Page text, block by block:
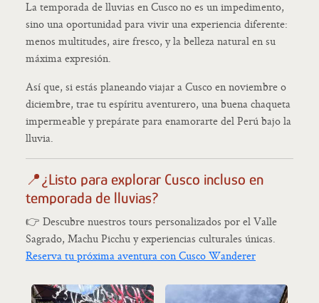
La temporada de lluvias en Cusco no es un impedimento,
sino una oportunidad para vivir una experiencia diferente:
menos multitudes, aire fresco, y la belleza natural en su
máxima expresión.
Así que, si estás planeando viajar a Cusco en noviembre o
diciembre, trae tu espíritu aventurero, una buena chaqueta
impermeable y prepárate para enamorarte del Perú bajo la
lluvia.
📍¿Listo para explorar Cusco incluso en
temporada de lluvias?
👉 Descubre nuestros tours personalizados por el Valle
Sagrado, Machu Picchu y experiencias culturales únicas.
Reserva tu próxima aventura con Cusco Wanderer